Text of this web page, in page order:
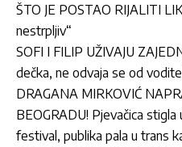
ŠTO JE POSTAO RIJALITI
nestrpljiv“
SOFI I FILIP UŽIVAJU
dečka, ne odvaja se od
DRAGANA MIRKOVIĆ
BEOGRADU! Pjevačica stigla
festival, publika pala u trans